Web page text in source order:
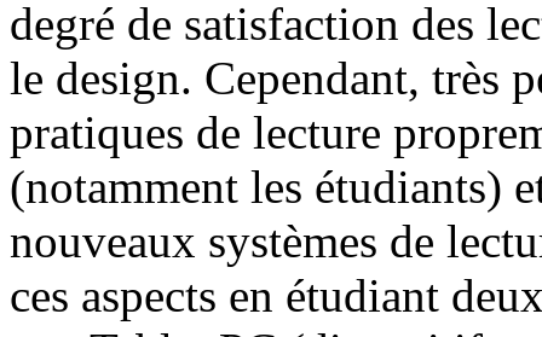
degré de satisfaction des
le design. Cependant, très
pratiques de lecture
(notamment les étudiants)
nouveaux systèmes de
ces aspects en étudiant